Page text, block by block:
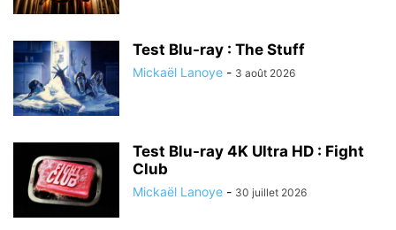
Test Blu-ray : The Stuff
Mickaël Lanoye - 3 août 2026
Test Blu-ray 4K Ultra HD : Fight
Club
Mickaël Lanoye - 30 juillet 2026